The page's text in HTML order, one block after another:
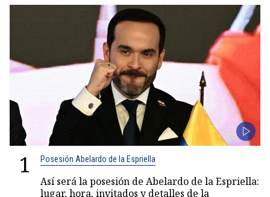
1 Posesión Abelardo de la Espriella
Así será la posesión de Abelardo de la Espriella:
lugar, hora, invitados y detalles de la